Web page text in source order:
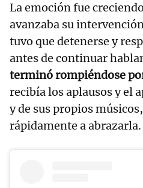
La emoción fue
avanzaba su
tuvo que detenerse y
antes de continuar
terminó rompiéndose
recibía los aplausos y el
y de sus propios
rápidamente a abrazarla.